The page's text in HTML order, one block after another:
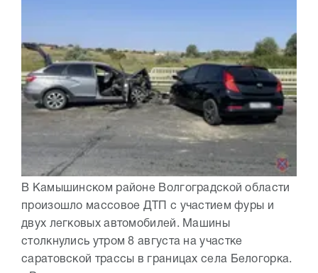
В Камышинском районе Волгоградской области
произошло массовое ДТП с участием фуры и
двух легковых автомобилей. Машины
столкнулись утром 8 августа на участке
саратовской трассы в границах села Белогорка.